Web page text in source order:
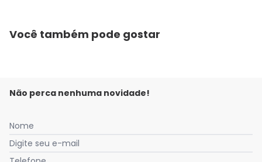
Você também pode gostar
Não perca nenhuma novidade!
Nome
Digite seu e-mail